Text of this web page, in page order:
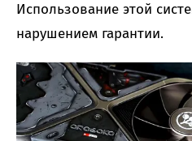
Использование этой
нарушением гарантии.